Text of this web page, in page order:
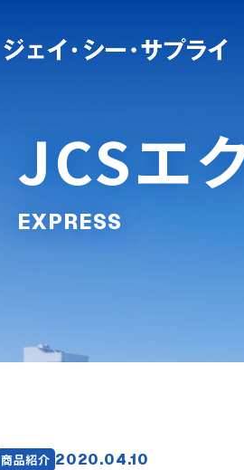
JCSエ
EXPRESS
商品紹介 2020.04.10